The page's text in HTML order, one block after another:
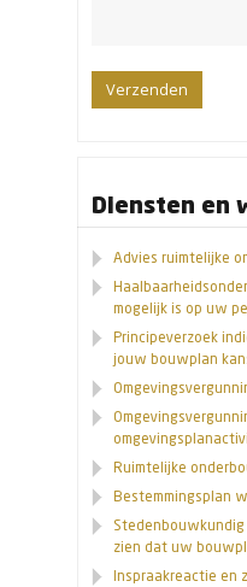
Diensten en
Advies ruimtelijke
mogelijk is op uw
Principeverzoek
jouw bouwplan
Ruimtelijke
Bestemmingsplan
zien dat uw
Inspraakreactie en